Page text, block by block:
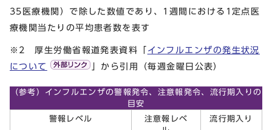
35医療機関）で除した数値であり、1週間における1定点医
療機関当たりの平均患者数を表す
※2 厚生労働省報道発表資料「 インフルエンザの発生状況
について
」から引用（毎週金曜日公表）
（参考）インフルエンザの警報発令、注意報発令、流行期入りの
目安
警報レベル
注意報レベ
流行期入り